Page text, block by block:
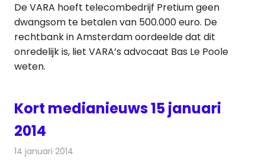
De VARA hoeft telecombedrijf Pretium geen
dwangsom te betalen van 500.000 euro. De
rechtbank in Amsterdam oordeelde dat dit
onredelijk is, liet VARA’s advocaat Bas Le Poole
weten.
Kort medianieuws 15 januari
2014
14 januari 2014